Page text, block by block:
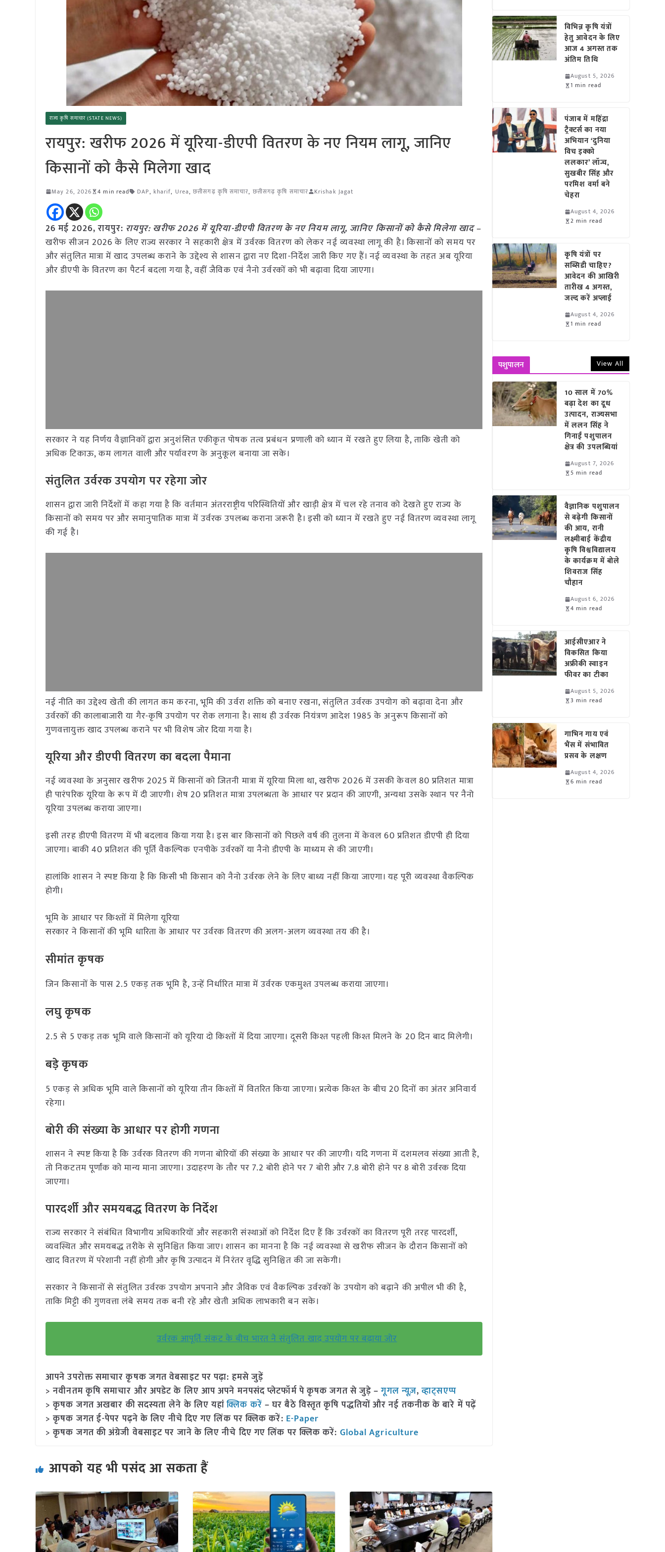
राज्य कृषि समाचार (STATE NEWS)
रायपुर: खरीफ 2026 में यूरिया-डीएपी वितरण के नए नियम लागू, जानिए
किसानों को कैसे मिलेगा खाद
May 26, 2026 4 min read DAP, kharif, Urea,छत्तीसगढ़ कृषि समाचार, छत्तीसगढ़ कृषि समाचार Krishak Jagat
26 मई 2026, रायपुर: रायपुर: खरीफ 2026 में यूरिया-डीएपी वितरण के नए नियम लागू, जानिए किसानों को कैसे मिलेगा खाद –
खरीफ सीजन 2026 के लिए राज्य सरकार ने सहकारी क्षेत्र में उर्वरक वितरण को लेकर नई व्यवस्था लागू की है। किसानों को समय पर
और संतुलित मात्रा में खाद उपलब्ध कराने के उद्देश्य से शासन द्वारा नए दिशा-निर्देश जारी किए गए हैं। नई व्यवस्था के तहत अब यूरिया
और डीएपी के वितरण का पैटर्न बदला गया है, वहीं जैविक एवं नैनो उर्वरकों को भी बढ़ावा दिया जाएगा।
सरकार ने यह निर्णय वैज्ञानिकों द्वारा अनुशंसित एकीकृत पोषक तत्व प्रबंधन प्रणाली को ध्यान में रखते हुए लिया है, ताकि खेती को
अधिक टिकाऊ, कम लागत वाली और पर्यावरण के अनुकूल बनाया जा सके।
संतुलित उर्वरक उपयोग पर रहेगा जोर
शासन द्वारा जारी निर्देशों में कहा गया है कि वर्तमान अंतरराष्ट्रीय परिस्थितियों और खाड़ी क्षेत्र में चल रहे तनाव को देखते हुए राज्य के
किसानों को समय पर और समानुपातिक मात्रा में उर्वरक उपलब्ध कराना जरूरी है। इसी को ध्यान में रखते हुए नई वितरण व्यवस्था लागू
की गई है।
नई नीति का उद्देश्य खेती की लागत कम करना, भूमि की उर्वरा शक्ति को बनाए रखना, संतुलित उर्वरक उपयोग को बढ़ावा देना और
उर्वरकों की कालाबाजारी या गैर-कृषि उपयोग पर रोक लगाना है। साथ ही उर्वरक नियंत्रण आदेश 1985 के अनुरूप किसानों को
गुणवत्तायुक्त खाद उपलब्ध कराने पर भी विशेष जोर दिया गया है।
यूरिया और डीएपी वितरण का बदला पैमाना
नई व्यवस्था के अनुसार खरीफ 2025 में किसानों को जितनी मात्रा में यूरिया मिला था, खरीफ 2026 में उसकी केवल 80 प्रतिशत मात्रा
ही पारंपरिक यूरिया के रूप में दी जाएगी। शेष 20 प्रतिशत मात्रा उपलब्धता के आधार पर प्रदान की जाएगी, अन्यथा उसके स्थान पर नैनो
यूरिया उपलब्ध कराया जाएगा।
इसी तरह डीएपी वितरण में भी बदलाव किया गया है। इस बार किसानों को पिछले वर्ष की तुलना में केवल 60 प्रतिशत डीएपी ही दिया
जाएगा। बाकी 40 प्रतिशत की पूर्ति वैकल्पिक एनपीके उर्वरकों या नैनो डीएपी के माध्यम से की जाएगी।
हालांकि शासन ने स्पष्ट किया है कि किसी भी किसान को नैनो उर्वरक लेने के लिए बाध्य नहीं किया जाएगा। यह पूरी व्यवस्था वैकल्पिक
होगी।
भूमि के आधार पर किश्तों में मिलेगा यूरिया
सरकार ने किसानों की भूमि धारिता के आधार पर उर्वरक वितरण की अलग-अलग व्यवस्था तय की है।
सीमांत कृषक
जिन किसानों के पास 2.5 एकड़ तक भूमि है, उन्हें निर्धारित मात्रा में उर्वरक एकमुश्त उपलब्ध कराया जाएगा।
लघु कृषक
2.5 से 5 एकड़ तक भूमि वाले किसानों को यूरिया दो किश्तों में दिया जाएगा। दूसरी किश्त पहली किश्त मिलने के 20 दिन बाद मिलेगी।
बड़े कृषक
5 एकड़ से अधिक भूमि वाले किसानों को यूरिया तीन किश्तों में वितरित किया जाएगा। प्रत्येक किश्त के बीच 20 दिनों का अंतर अनिवार्य
रहेगा।
बोरी की संख्या के आधार पर होगी गणना
शासन ने स्पष्ट किया है कि उर्वरक वितरण की गणना बोरियों की संख्या के आधार पर की जाएगी। यदि गणना में दशमलव संख्या आती है,
तो निकटतम पूर्णांक को मान्य माना जाएगा। उदाहरण के तौर पर 7.2 बोरी होने पर 7 बोरी और 7.8 बोरी होने पर 8 बोरी उर्वरक दिया
जाएगा।
पारदर्शी और समयबद्ध वितरण के निर्देश
राज्य सरकार ने संबंधित विभागीय अधिकारियों और सहकारी संस्थाओं को निर्देश दिए हैं कि उर्वरकों का वितरण पूरी तरह पारदर्शी,
व्यवस्थित और समयबद्ध तरीके से सुनिश्चित किया जाए। शासन का मानना है कि नई व्यवस्था से खरीफ सीजन के दौरान किसानों को
खाद वितरण में परेशानी नहीं होगी और कृषि उत्पादन में निरंतर वृद्धि सुनिश्चित की जा सकेगी।
सरकार ने किसानों से संतुलित उर्वरक उपयोग अपनाने और जैविक एवं वैकल्पिक उर्वरकों के उपयोग को बढ़ाने की अपील भी की है,
ताकि मिट्टी की गुणवत्ता लंबे समय तक बनी रहे और खेती अधिक लाभकारी बन सके।
उर्वरक आपूर्ति संकट के बीच भारत ने संतुलित खाद उपयोग पर बढ़ाया जोर
आपने उपरोक्त समाचार कृषक जगत वेबसाइट पर पढ़ा: हमसे जुड़ें
> नवीनतम कृषि समाचार और अपडेट के लिए आप अपने मनपसंद प्लेटफॉर्म पे कृषक जगत से जुड़े –गूगल न्यूज़,व्हाट्सएप्प
> कृषक जगत अखबार की सदस्यता लेने के लिए यहांक्लिक करें – घर बैठे विस्तृत कृषि पद्धतियों और नई तकनीक के बारे में पढ़ें
> कृषक जगत ई-पेपर पढ़ने के लिए नीचे दिए गए लिंक पर क्लिक करें: E-Paper
> कृषक जगत की अंग्रेजी वेबसाइट पर जाने के लिए नीचे दिए गए लिंक पर क्लिक करें: Global Agriculture
आपको यह भी पसंद आ सकता हैं
विभिन्न कृषि यंत्रों
हेतु आवेदन के लिए
आज 4 अगस्त तक
अंतिम तिथि
August 5, 2026
1 min read
पंजाब में महिंद्रा
ट्रैक्टर्स का नया
अभियान ‘दुनिया
विच इक्को
ललकार’ लॉन्च,
सुखबीर सिंह और
परमिश वर्मा बने
चेहरा
August 4, 2026
2 min read
कृषि यंत्रों पर
सब्सिडी चाहिए?
आवेदन की आखिरी
तारीख 4 अगस्त,
जल्द करें अप्लाई
August 4, 2026
1 min read
पशुपालन View All
10 साल में 70%
बढ़ा देश का दूध
उत्पादन, राज्यसभा
में ललन सिंह ने
गिनाईं पशुपालन
क्षेत्र की उपलब्धियां
August 7, 2026
5 min read
वैज्ञानिक पशुपालन
से बढ़ेगी किसानों
की आय, रानी
लक्ष्मीबाई केंद्रीय
कृषि विश्वविद्यालय
के कार्यक्रम में बोले
शिवराज सिंह
चौहान
August 6, 2026
4 min read
आईसीएआर ने
विकसित किया
अफ्रीकी स्वाइन
फीवर का टीका
August 5, 2026
3 min read
गाभिन गाय एवं
भैंस में संभावित
प्रसव के लक्षण
August 4, 2026
6 min read